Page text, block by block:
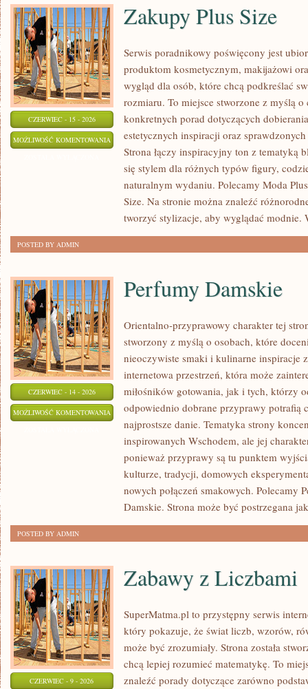
CZERWIEC - 15 - 2026
MOŻLIWOŚĆ KOMENTOWANIA ZAKUPY
PLUS
SIZE
Zakupy Plus Size
Serwis poradnikowy poświęcony jest
produktom kosmetycznym, makijażowi
wygląd dla osób, które chcą podkreślać
rozmiaru. To miejsce stworzone z myślą
konkretnych porad dotyczących
estetycznych inspiracji oraz
Strona łączy inspiracyjny ton z tematyką
się stylem dla różnych typów figury,
naturalnym wydaniu. Polecamy Moda
Size. Na stronie można znaleźć
tworzyć stylizacje, aby wyglądać modnie.
POSTED BY ADMIN
CZERWIEC - 14 - 2026
MOŻLIWOŚĆ KOMENTOWANIA PERFUMY
DAMSKIE
Perfumy Damskie
Orientalno-przyprawowy charakter tej
stworzony z myślą o osobach, które
nieoczywiste smaki i kulinarne inspiracje
internetowa przestrzeń, która może
miłośników gotowania, jak i tych, którzy
odpowiednio dobrane przyprawy potrafią
najprostsze danie. Tematyka strony
inspirowanych Wschodem, ale jej
ponieważ przyprawy są tu punktem
kulturze, tradycji, domowych
nowych połączeń smakowych. Polecamy
Damskie. Strona może być postrzegana
POSTED BY ADMIN
CZERWIEC - 9 - 2026
Zabawy z Liczbami
SuperMatma.pl to przystępny serwis
który pokazuje, że świat liczb, wzorów,
może być zrozumiały. Strona została
chcą lepiej rozumieć matematykę. To
znaleźć porady dotyczące zarówno